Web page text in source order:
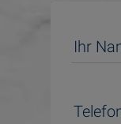
Ihr